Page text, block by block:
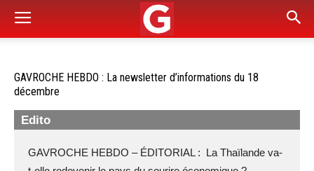
GAVROCHE HEBDO : La newsletter d’informations du 18
décembre
Edito
GAVROCHE HEBDO – ÉDITORIAL : La Thaïlande va-